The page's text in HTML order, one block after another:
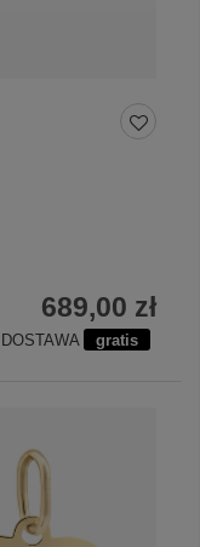
689,00 zł
DOSTAWA gratis